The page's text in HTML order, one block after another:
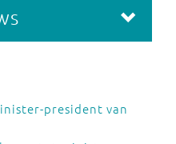
president van